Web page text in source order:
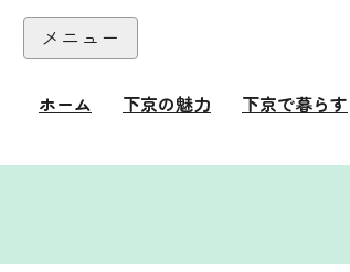
本文へ
メニュー
ホーム 下京の魅力 下京で暮らす